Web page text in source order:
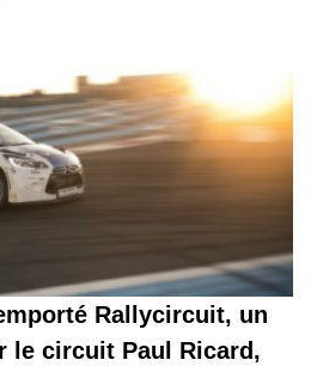
Rallycircuit, un
le circuit Paul Ricard,